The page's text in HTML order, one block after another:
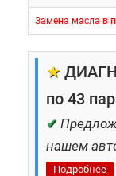
Замена масла в
★
по 43
✔
нашем
Подробнее